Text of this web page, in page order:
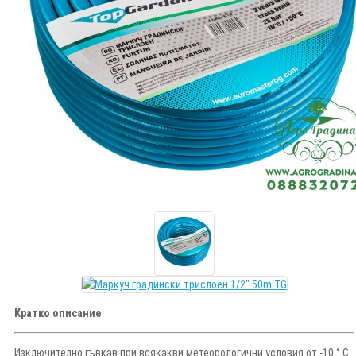
Кратко описание
Изключително гъвкав при всякакви метеорологични условия от -10 ° C